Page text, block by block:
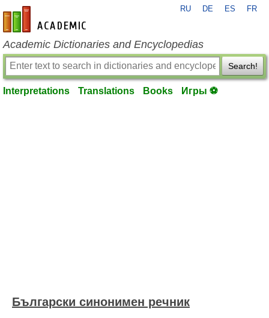
en-academic.com
RU DE ES FR
Academic Dictionaries and Encyclopedias
Search!
Interpretations Translations Books Игры ⚽
Български синонимен речник